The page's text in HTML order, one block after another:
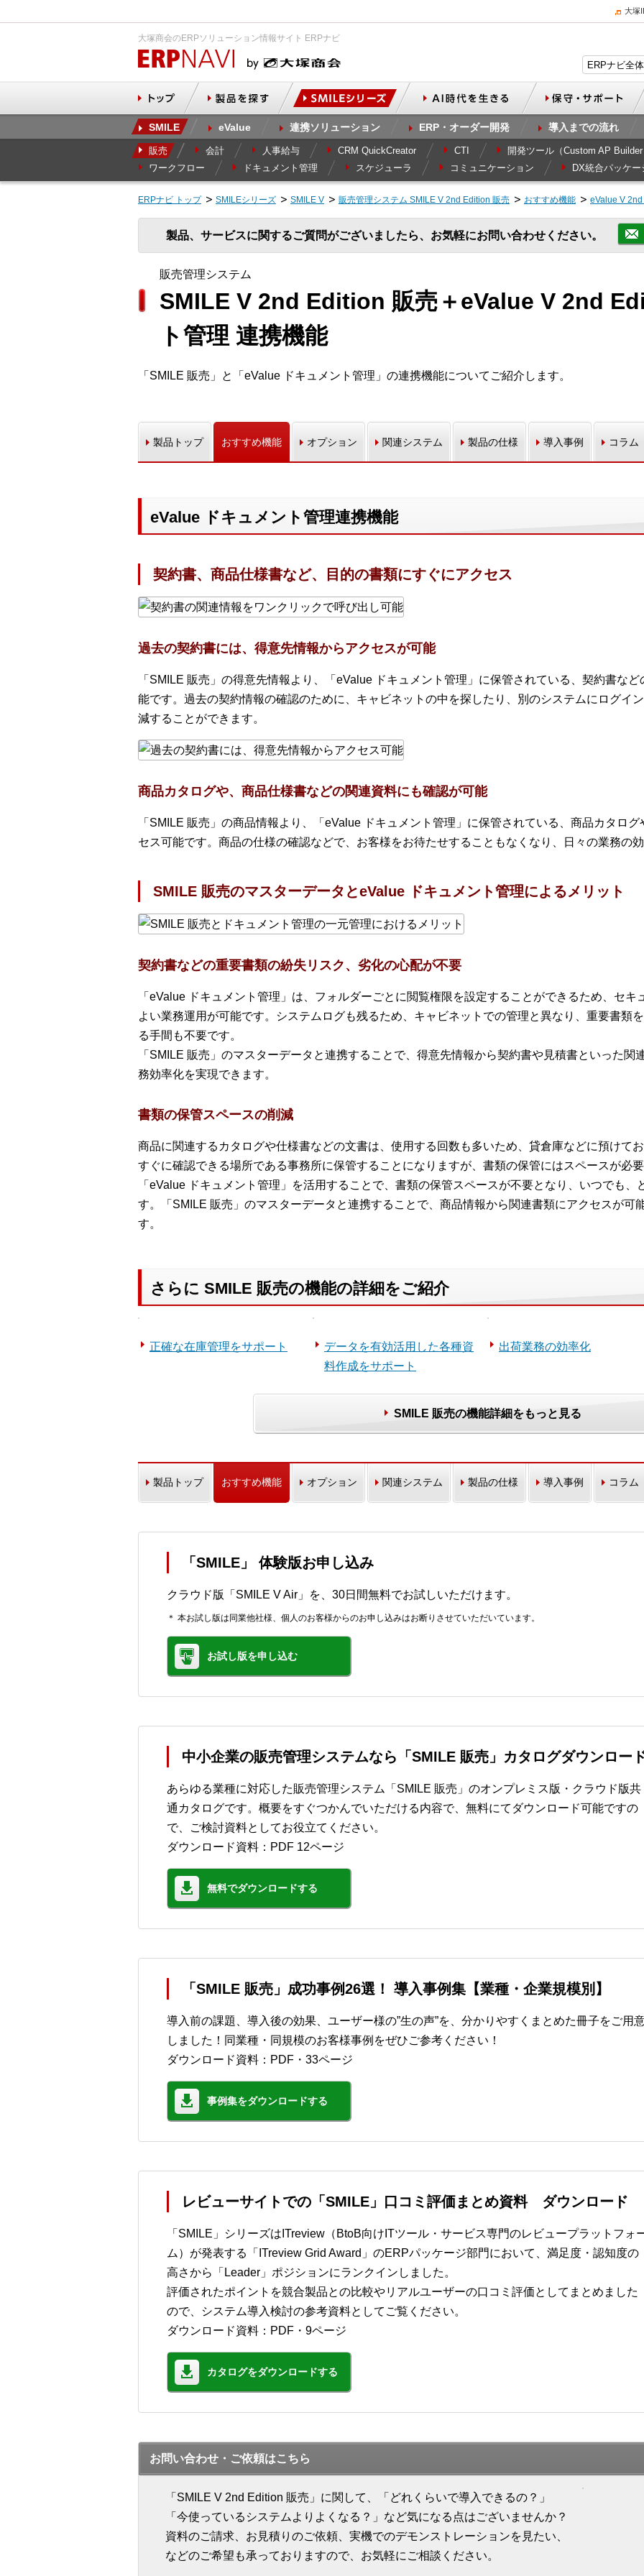
大塚
大塚商会のERPソリューション情報サイト ERPナビ
SMILE eValue 連携ソリューション ERP・オーダー開発 導入までの流れ
販売 会計 人事給与 CRM QuickCreator CTI
開発ツール（Custom AP
ワークフロー
ドキュメント管理 スケジューラ コミュニケーション DX統合パッケー
ERPナビ トップ SMILEシリーズ SMILE V 販売管理システム SMILE V 2nd Edition 販売 おすすめ機能 eValue V
製品、サービスに関するご質問がございましたら、お気軽にお問い合わせください。
販売管理システム
SMILE V 2nd Edition 販売＋eValue V 2nd
ト管理 連携機能
「SMILE 販売」と「eValue ドキュメント管理」の連携機能についてご紹介します。
製品トップ おすすめ機能 オプション 関連システム 製品の仕様 導入事例 コラム
eValue ドキュメント管理連携機能
契約書、商品仕様書など、目的の書類にすぐにアクセス
過去の契約書には、得意先情報からアクセスが可能
「SMILE 販売」の得意先情報より、「eValue ドキュメント管理」に保管されている、契約書な
能です。過去の契約情報の確認のために、キャビネットの中を探したり、別のシステムにログイ
減することができます。
商品カタログや、商品仕様書などの関連資料にも確認が可能
「SMILE 販売」の商品情報より、「eValue ドキュメント管理」に保管されている、商品カタロ
セス可能です。商品の仕様の確認などで、お客様をお待たせすることもなくなり、日々の業務の
SMILE 販売のマスターデータとeValue ドキュメント管理によるメリット
契約書などの重要書類の紛失リスク、劣化の心配が不要
「eValue ドキュメント管理」は、フォルダーごとに閲覧権限を設定することができるため、セ
よい業務運用が可能です。システムログも残るため、キャビネットでの管理と異なり、重要書類
る手間も不要です。
「SMILE 販売」のマスターデータと連携することで、得意先情報から契約書や見積書といった関
務効率化を実現できます。
書類の保管スペースの削減
商品に関連するカタログや仕様書などの文書は、使用する回数も多いため、貸倉庫などに預けて
すぐに確認できる場所である事務所に保管することになりますが、書類の保管にはスペースが必
「eValue ドキュメント管理」を活用することで、書類の保管スペースが不要となり、いつでも
す。「SMILE 販売」のマスターデータと連携することで、商品情報から関連書類にアクセスが可
す。
さらに SMILE 販売の機能の詳細をご紹介
正確な在庫管理をサポート
データを有効活用した各種資
料作成をサポート
出荷業務の効率化
SMILE 販売の機能詳細をもっと見る
製品トップ おすすめ機能 オプション 関連システム 製品の仕様 導入事例 コラム
「SMILE」 体験版お申し込み
クラウド版「SMILE V Air」を、30日間無料でお試しいただけます。
＊ 本お試し版は同業他社様、個人のお客様からのお申し込みはお断りさせていただいています。
お試し版を申し込む
中小企業の販売管理システムなら「SMILE 販売」カタログダウンロー
あらゆる業種に対応した販売管理システム「SMILE 販売」のオンプレミス版・クラウド版共
通カタログです。概要をすぐつかんでいただける内容で、無料にてダウンロード可能ですの
で、ご検討資料としてお役立てください。
ダウンロード資料：PDF 12ページ
無料でダウンロードする
「SMILE 販売」成功事例26選！ 導入事例集【業種・企業規模別】
導入前の課題、導入後の効果、ユーザー様の”生の声”を、分かりやすくまとめた冊子をご用
しました！同業種・同規模のお客様事例をぜひご参考ください！
ダウンロード資料：PDF・33ページ
事例集をダウンロードする
レビューサイトでの「SMILE」口コミ評価まとめ資料 ダウンロード
「SMILE」シリーズはITreview（BtoB向けITツール・サービス専門のレビュープラットフォ
ム）が発表する「ITreview Grid Award」のERPパッケージ部門において、満足度・認知度の
高さから「Leader」ポジションにランクインしました。
評価されたポイントを競合製品との比較やリアルユーザーの口コミ評価としてまとめました
ので、システム導入検討の参考資料としてご覧ください。
ダウンロード資料：PDF・9ページ
カタログをダウンロードする
お問い合わせ・ご依頼はこちら
「SMILE V 2nd Edition 販売」に関して、「どれくらいで導入できるの？」
「今使っているシステムよりよくなる？」など気になる点はございませんか？
資料のご請求、お見積りのご依頼、実機でのデモンストレーションを見たい、
などのご希望も承っておりますので、お気軽にご相談ください。